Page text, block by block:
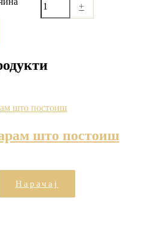
+
што постоиш
Нарачај